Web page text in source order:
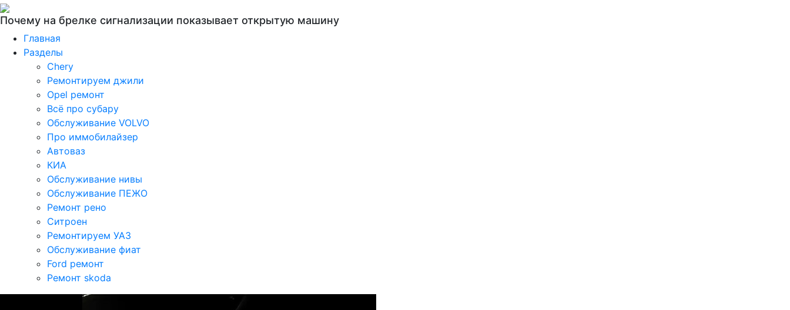
Почему на брелке сигнализации показывает открытую машину
Главная
Разделы
Chery
Ремонтируем джили
Opel ремонт
Всё про субару
Обслуживание VOLVO
Про иммобилайзер
Автоваз
КИА
Обслуживание нивы
Обслуживание ПЕЖО
Ремонт рено
Ситроен
Ремонтируем УАЗ
Обслуживание фиат
Ford ремонт
Ремонт skoda